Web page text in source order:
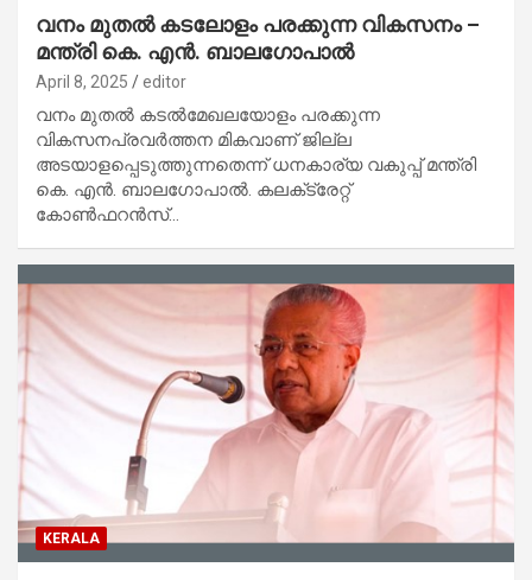
വനം മുതല്‍ കടലോളം പരക്കുന്ന വികസനം –
മന്ത്രി കെ. എന്‍. ബാലഗോപാല്‍
April 8, 2025 editor
വനം മുതല്‍ കടല്‍മേഖലയോളം പരക്കുന്ന
വികസനപ്രവര്‍ത്തന മികവാണ് ജില്ല
അടയാളപ്പെടുത്തുന്നതെന്ന് ധനകാര്യ വകുപ്പ് മന്ത്രി
കെ. എന്‍. ബാലഗോപാല്‍. കലക്‌ട്രേറ്റ്
കോണ്‍ഫറന്‍സ്…
KERALA